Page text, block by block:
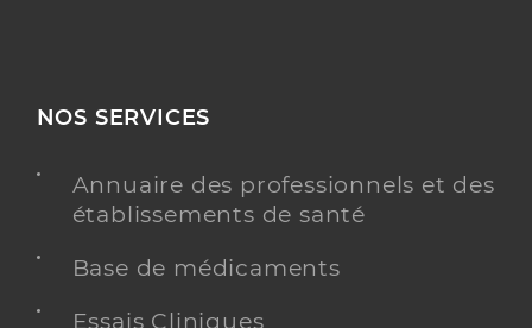
NOS SERVICES
Annuaire des professionnels et des
établissements de santé
Base de médicaments
Essais Cliniques